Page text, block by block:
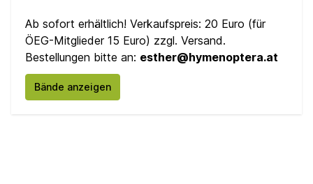
Ab sofort erhältlich! Verkaufspreis: 20 Euro (für
ÖEG-Mitglieder 15 Euro) zzgl. Versand.
Bestellungen bitte an: esther@hymenoptera.at
Bände anzeigen